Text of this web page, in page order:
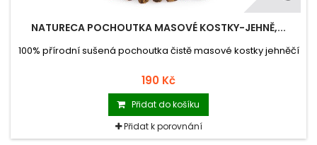
NATURECA POCHOUTKA MASOVÉ KOSTKY-JEHNĚ,...
100% přírodní sušená pochoutka čistě masové kostky jehněčí
190 Kč
Přidat do košíku
Přidat k porovnání